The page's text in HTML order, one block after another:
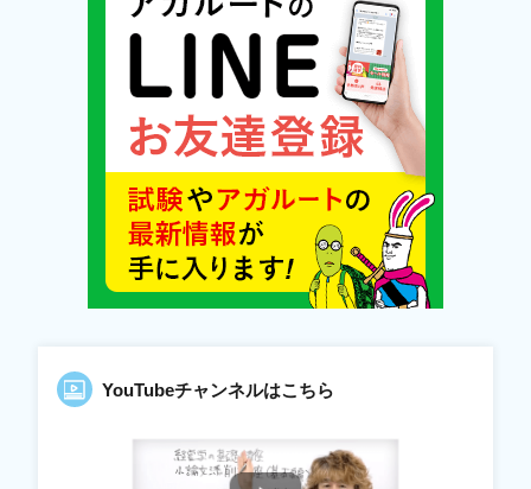
YouTubeチャンネルはこちら